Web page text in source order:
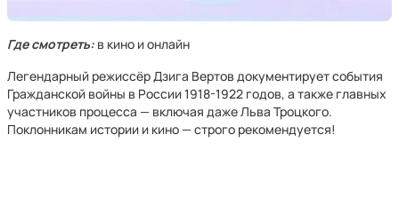
Где смотреть: в кино и онлайн
Легендарный режиссёр Дзига Вертов документирует события
Гражданской войны в России 1918-1922 годов, а также главных
участников процесса — включая даже Льва Троцкого.
Поклонникам истории и кино — строго рекомендуется!